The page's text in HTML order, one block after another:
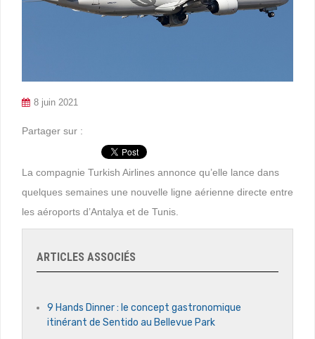
8 juin 2021
Partager sur :
La compagnie Turkish Airlines annonce qu’elle lance dans
quelques semaines une nouvelle ligne aérienne directe entre
les aéroports d’Antalya et de Tunis.
ARTICLES ASSOCIÉS
9 Hands Dinner : le concept gastronomique
itinérant de Sentido au Bellevue Park